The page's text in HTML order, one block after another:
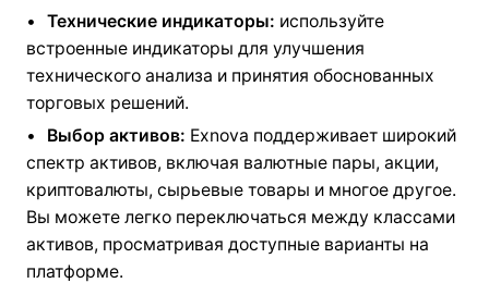
Технические индикаторы: используйте
встроенные индикаторы для улучшения
технического анализа и принятия обоснованных
торговых решений.
Выбор активов: Exnova поддерживает широкий
спектр активов, включая валютные пары, акции,
криптовалюты, сырьевые товары и многое другое.
Вы можете легко переключаться между классами
активов, просматривая доступные варианты на
платформе.